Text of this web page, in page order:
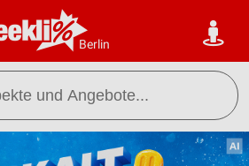
Berlin